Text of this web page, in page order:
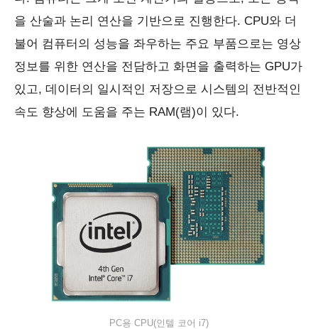
을 산술과 논리 연산을 기반으로 진행한다. CPU와 더
불어 컴퓨터의 성능을 좌우하는 주요 부품으로는 영상
정보를 위한 연산을 전담하고 화면을 출력하는 GPU가
있고, 데이터의 일시적인 저장으로 시스템의 전반적인
속도 향상에 도움을 주는 RAM(램)이 있다.
PC용 CPU(인텔 코어 i7)